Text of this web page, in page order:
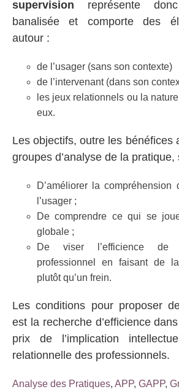
supervision représente
banalisée et comporte des
autour :
de l’usager (sans son contexte)
de l’intervenant (dans son
les jeux relationnels ou la
eux.
Les objectifs, outre les bénéfices
groupes d’analyse de la pratique,
D’améliorer la
l’usager ;
De comprendre ce qui se
globale ;
De viser l’efficience de
professionnel en faisant de
plutôt qu’un frein.
Les conditions pour proposer
est la recherche d’efficience
prix de l’implication
relationnelle des professionnels.
Analyse des Pratiques, APP, GAPP,